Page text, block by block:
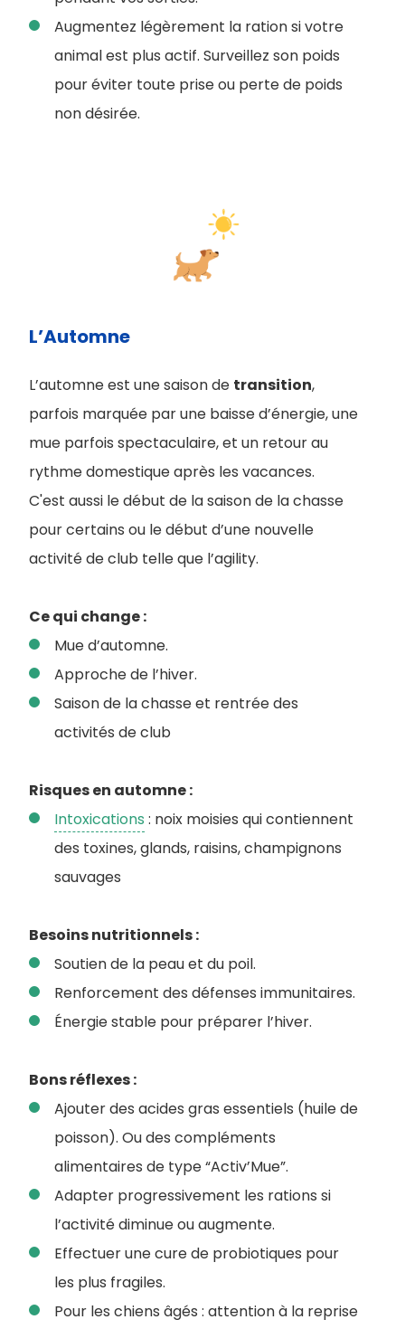
Augmentez légèrement la ration si votre
animal est plus actif. Surveillez son poids
pour éviter toute prise ou perte de poids
non désirée.
L’Automne
L’automne est une saison de transition,
parfois marquée par une baisse d’énergie, une
mue parfois spectaculaire, et un retour au
rythme domestique après les vacances.
C'est aussi le début de la saison de la chasse
pour certains ou le début d’une nouvelle
activité de club telle que l’agility.
Ce qui change :
Mue d’automne.
Approche de l’hiver.
Saison de la chasse et rentrée des
activités de club
Risques en automne :
Intoxications : noix moisies qui contiennent
des toxines, glands, raisins, champignons
sauvages
Besoins nutritionnels :
Soutien de la peau et du poil.
Renforcement des défenses immunitaires.
Énergie stable pour préparer l’hiver.
Bons réflexes :
Ajouter des acides gras essentiels (huile de
poisson). Ou des compléments
alimentaires de type “Activ’Mue”.
Adapter progressivement les rations si
l’activité diminue ou augmente.
Effectuer une cure de probiotiques pour
les plus fragiles.
Pour les chiens âgés : attention à la reprise